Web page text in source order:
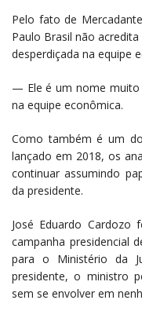
Pelo fato de
Paulo Brasil não
desperdiçada na equipe
— Ele é um nome muito
na equipe econômica.
Como também é um
lançado em 2018, os
continuar assumindo
da presidente.
José Eduardo Cardozo
campanha presidencial
para o Ministério da
presidente, o ministro
sem se envolver em